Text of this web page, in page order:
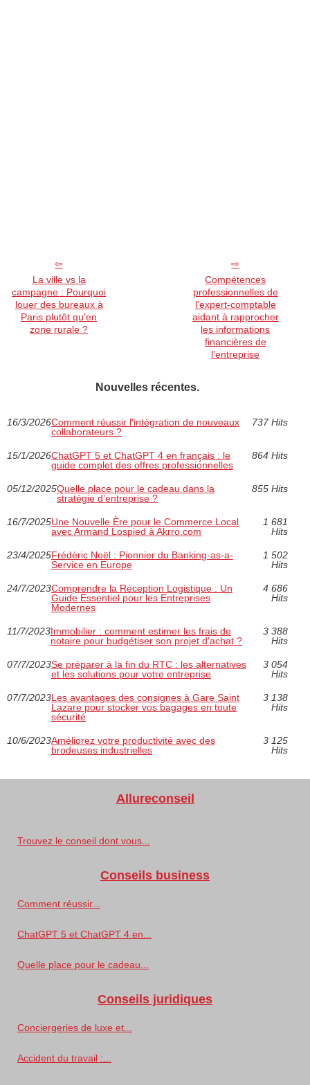
La ville vs la
campagne : Pourquoi
louer des bureaux à
Paris plutôt qu'en
zone rurale ?
Compétences
professionnelles de
l'expert-comptable
aidant à rapprocher
les informations
financières de
l'entreprise
Nouvelles récentes.
16/3/2026Comment réussir l'intégration de nouveaux
collaborateurs ?
737 Hits
15/1/2026ChatGPT 5 et ChatGPT 4 en français : le
guide complet des offres professionnelles
864 Hits
05/12/2025Quelle place pour le cadeau dans la
stratégie d’entreprise ?
855 Hits
16/7/2025Une Nouvelle Ère pour le Commerce Local
avec Armand Lospied à Akrro.com
1 681
Hits
23/4/2025Frédéric Noël : Pionnier du Banking-as-a-
Service en Europe
1 502
Hits
24/7/2023Comprendre la Réception Logistique : Un
Guide Essentiel pour les Entreprises
Modernes
4 686
Hits
11/7/2023Immobilier : comment estimer les frais de
notaire pour budgétiser son projet d'achat ?
3 388
Hits
07/7/2023Se préparer à la fin du RTC : les alternatives
et les solutions pour votre entreprise
3 054
Hits
07/7/2023Les avantages des consignes à Gare Saint
Lazare pour stocker vos bagages en toute
sécurité
3 138
Hits
10/6/2023Améliorez votre productivité avec des
brodeuses industrielles
3 125
Hits
Allureconseil
Trouvez le conseil dont vous...
Conseils business
Comment réussir...
ChatGPT 5 et ChatGPT 4 en...
Quelle place pour le cadeau...
Conseils juridiques
Conciergeries de luxe et...
Accident du travail :...